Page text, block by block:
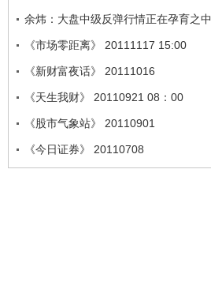
余炜：大盘中级反弹行情正在孕育之中
《市场零距离》 20111117 15:00
《新财富夜话》 20111016
《天生我财》 20110921 08：00
《股市气象站》 20110901
《今日证券》 20110708